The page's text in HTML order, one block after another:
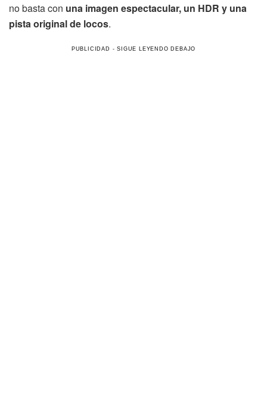
no basta con una imagen espectacular, un HDR y una
pista original de locos.